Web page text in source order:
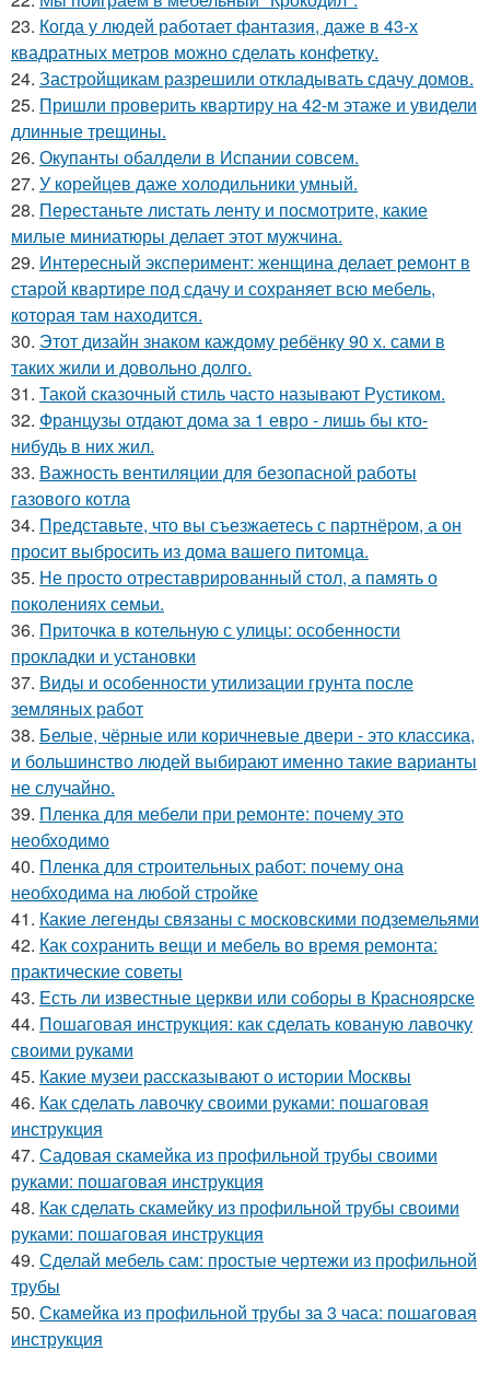
23. Когда у людей работает фантазия, даже в 43-х
квадратных метров можно сделать конфетку.
24. Застройщикам разрешили откладывать сдачу домов.
25. Пришли проверить квартиру на 42-м этаже и увидели
длинные трещины.
26. Окупанты обалдели в Испании совсем.
27. У корейцев даже холодильники умный.
28. Перестаньте листать ленту и посмотрите, какие
милые миниатюры делает этот мужчина.
29. Интересный эксперимент: женщина делает ремонт в
старой квартире под сдачу и сохраняет всю мебель,
которая там находится.
30. Этот дизайн знаком каждому ребёнку 90 х. сами в
таких жили и довольно долго.
31. Такой сказочный стиль часто называют Рустиком.
32. Французы отдают дома за 1 евро - лишь бы кто-
нибудь в них жил.
33. Важность вентиляции для безопасной работы
газового котла
34. Представьте, что вы съезжаетесь с партнёром, а он
просит выбросить из дома вашего питомца.
35. Не просто отреставрированный стол, а память о
поколениях семьи.
36. Приточка в котельную с улицы: особенности
прокладки и установки
37. Виды и особенности утилизации грунта после
земляных работ
38. Белые, чёрные или коричневые двери - это классика,
и большинство людей выбирают именно такие варианты
не случайно.
39. Пленка для мебели при ремонте: почему это
необходимо
40. Пленка для строительных работ: почему она
необходима на любой стройке
41. Какие легенды связаны с московскими подземельями
42. Как сохранить вещи и мебель во время ремонта:
практические советы
43. Есть ли известные церкви или соборы в Красноярске
44. Пошаговая инструкция: как сделать кованую лавочку
своими руками
45. Какие музеи рассказывают о истории Москвы
46. Как сделать лавочку своими руками: пошаговая
инструкция
47. Садовая скамейка из профильной трубы своими
руками: пошаговая инструкция
48. Как сделать скамейку из профильной трубы своими
руками: пошаговая инструкция
49. Сделай мебель сам: простые чертежи из профильной
трубы
50. Скамейка из профильной трубы за 3 часа: пошаговая
инструкция